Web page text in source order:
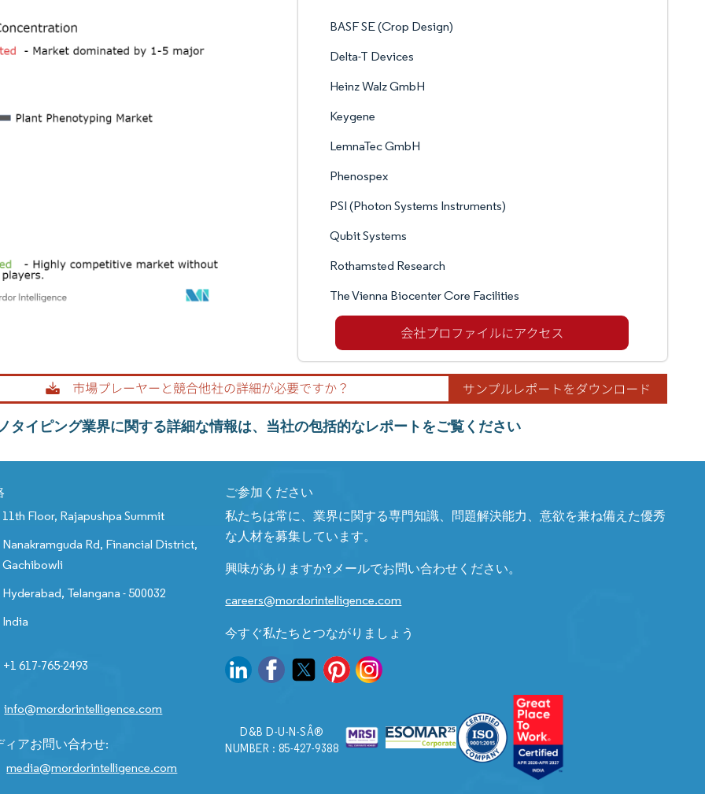
BASF SE (Crop Design)
Delta-T Devices
Heinz Walz GmbH
Keygene
LemnaTec GmbH
Phenospex
PSI (Photon Systems Instruments)
Qubit Systems
Rothamsted Research
The Vienna Biocenter Core Facilities
タイピング業界に関する詳細な情報は、当社の包括的なレポートをご覧ください
11th Floor, Rajapushpa Summit
Nanakramguda Rd, Financial District,
Gachibowli
Hyderabad, Telangana - 500032
India
+1 617-765-2493
info@mordorintelligence.com
ィアお問い合わせ:
media@mordorintelligence.com
ご参加ください
私たちは常に、業界に関する専門知識、問題解決能力、意欲を兼ね備えた優秀
な人材を募集しています。
興味がありますか?メールでお問い合わせください。
careers@mordorintelligence.com
今すぐ私たちとつながりましょう
D&B D-U-N-SÂ®
NUMBER : 85-427-9388